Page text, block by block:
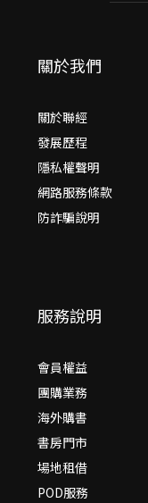
關於我們
關於聯經
發展歷程
隱私權聲明
網路服務條款
防詐騙說明
服務說明
會員權益
團購業務
海外購書
書房門市
場地租借
POD服務